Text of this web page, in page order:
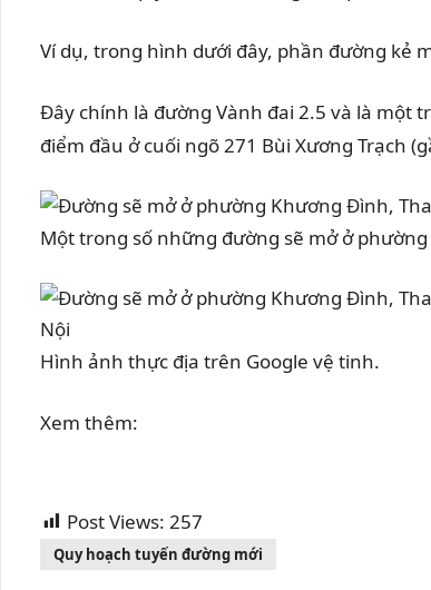
Ví dụ, trong hình dưới đây, phần đường kẻ
Đây chính là đường Vành đai 2.5 và là một
điểm đầu ở cuối ngõ 271 Bùi Xương Trạch
Một trong số những đường sẽ mở ở
Hình ảnh thực địa trên Google vệ tinh.
Xem thêm:
Post Views: 257
Quy hoạch tuyến đường mới